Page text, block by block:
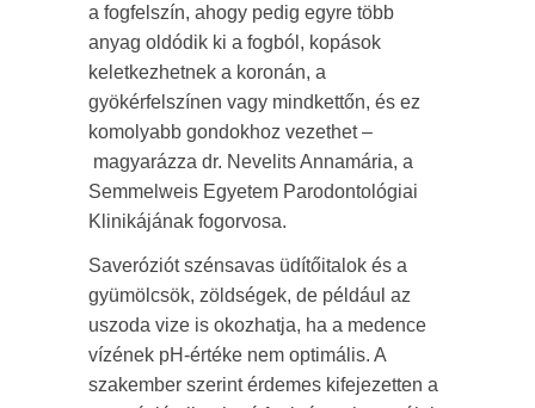
a fogfelszín, ahogy pedig egyre több
anyag oldódik ki a fogból, kopások
keletkezhetnek a koronán, a
gyökérfelszínen vagy mindkettőn, és ez
komolyabb gondokhoz vezethet –
magyarázza dr. Nevelits Annamária, a
Semmelweis Egyetem Parodontológiai
Klinikájának fogorvosa.
Saveróziót szénsavas üdítőitalok és a
gyümölcsök, zöldségek, de például az
uszoda vize is okozhatja, ha a medence
vízének pH-értéke nem optimális. A
szakember szerint érdemes kifejezetten a